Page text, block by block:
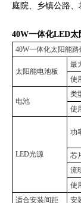
庭院、乡镇公路
40W一体化LED
40W一体化太阳能路
太阳能电池板
最
使
电池
类
使
LED光源
功
芯
流
使
适合安装间距
安